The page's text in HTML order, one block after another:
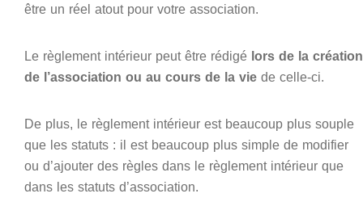
être un réel atout pour votre association.
Le règlement intérieur peut être rédigé lors de la création
de l’association ou au cours de la vie de celle-ci.
De plus, le règlement intérieur est beaucoup plus souple
que les statuts : il est beaucoup plus simple de modifier
ou d’ajouter des règles dans le règlement intérieur que
dans les statuts d’association.